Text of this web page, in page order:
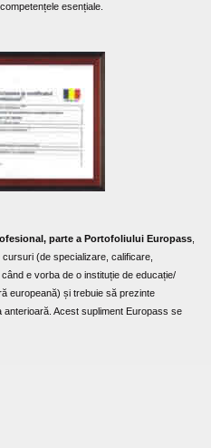
esențiale.
parte a Portofoliului Europass
(de specializare, calificare,
e vorba de o instituție de educație/
europeană) și trebuie să prezinte
Acest supliment Europass se